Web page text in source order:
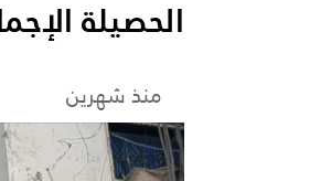
الحصيلة الإجمالية
منذ شهرين